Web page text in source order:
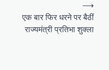
एक बार फिर धरने पर बैठीं
राज्यमंत्री प्रतिभा शुक्ला
⟶